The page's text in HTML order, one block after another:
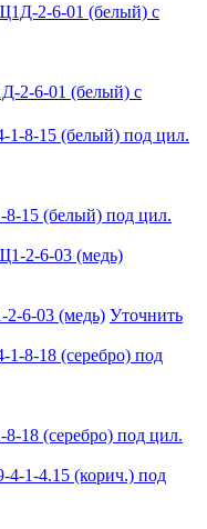
2-6-01 (белый) с
15 (белый) под цил.
6-03 (медь) Уточнить
18 (серебро) под цил.